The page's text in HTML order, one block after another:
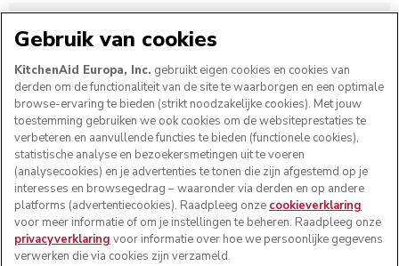
Gebruik van cookies
KitchenAid Europa, Inc. gebruikt eigen cookies en cookies van
derden om de functionaliteit van de site te waarborgen en een optimale
browse-ervaring te bieden (strikt noodzakelijke cookies). Met jouw
toestemming gebruiken we ook cookies om de websiteprestaties te
verbeteren en aanvullende functies te bieden (functionele cookies),
statistische analyse en bezoekersmetingen uit te voeren
(analysecookies) en je advertenties te tonen die zijn afgestemd op je
interesses en browsegedrag – waaronder via derden en op andere
platforms (advertentiecookies). Raadpleeg onze cookieverklaring
voor meer informatie of om je instellingen te beheren. Raadpleeg onze
privacyverklaring voor informatie over hoe we persoonlijke gegevens
verwerken die via cookies zijn verzameld.